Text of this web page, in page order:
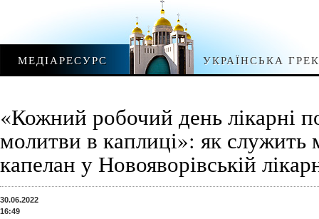
МЕДІАРЕСУРС УКРАЇНСЬКА
«Кожний робочий день лікарні
молитви в каплиці»: як служить
капелан у Новояворівській
30.06.2022
16:49